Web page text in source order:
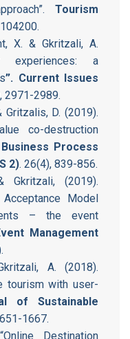
Tourism
X. & Gkritzali, A.
experiences: a
”. Current Issues
2971-2989.
Gritzalis, D. (2019).
co-destruction
Business Process
2). 26(4), 839-856.
Gkritzali, (2019).
Model
– the event
Management
A. (2018).
tourism with user-
of Sustainable
1667.
Destination